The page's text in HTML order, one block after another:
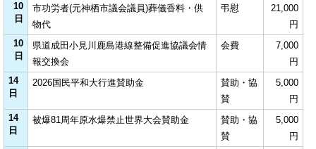
10
日
市功労者(元神栖市議会議員)葬儀香料・供
物代
弔慰
21,000
円
10
日
県道成田小見川鹿島港線整備促進協議会情
報交換会
会費
7,000
円
14
日
2026国民平和大行進賛助金
賛助・協
賛
5,000
円
14
日
被爆81周年原水爆禁止世界大会賛助金
賛助・協
賛
5,000
円